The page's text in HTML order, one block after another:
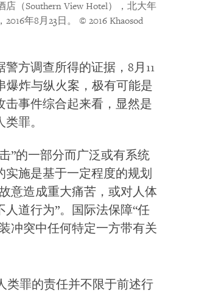
店（Southern View Hotel），北大年
2016年8月23日。 © 2016 Khaosod
方调查所得的证据，8月11
爆炸与纵火案，极有可能是
事件综合起来看，显然是
罪。
”的一部分而广泛或有系统
施是基于一定程度的规划
意造成重大痛苦，或对人体
道行为”。国际法保障“任
冲突中任何特定一方带有关
类罪的责任并不限于前述行